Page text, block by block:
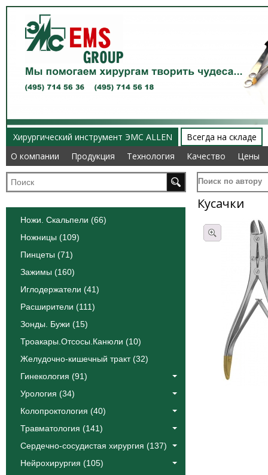
Хирургический инструмент ЭМС ALLEN
О компании
Продукция Технология Качество Цены
Всегда на складе
О компании
Продукция Технология Качество Цены
Поиск по автору
Ножи. Скальпели (66)
Ножницы (109)
Пинцеты (71)
Зажимы (160)
Иглодержатели (41)
Расширители (111)
Зонды. Бужи (15)
Троакары.Отсосы.Канюли (10)
Желудочно-кишечный тракт (32)
Гинекология (91)
Урология (34)
Колопроктология (40)
Травматология (141)
Сердечно-сосудистая хирургия (137)
Нейрохирургия (105)
Кусачки